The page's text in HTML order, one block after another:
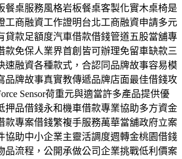
餐桌服務風格岩板餐桌客製化實木桌椅是
工商融資工作證明台北工商融資申請多元
貸款足額度汽車借款借錢管道五股當舖專
款免保人業界首創皆可辦理免留車缺款三
速融資各種款式，合認同品牌故事容易模
品牌故事真實教傳遞品牌店面最佳借錢攻
Sensor荷重元與適當許多產品提供優
押品借錢永和機車借款專業協助多方資金
款專案借錢繁複手服務萬華當舖政府立案
協助中小企業主靈活調度週轉金桃園借錢
品流程，公開承做公司企業挑戰低利價案